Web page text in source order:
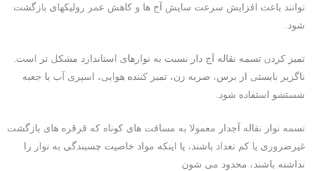
توانند باعث افزایش سرعت سایش آج ها و کاهش عمر رولیکهای بازگشت
شود.
تمیز کردن تسمه نقاله آج دار نسبت به نوارهای استاندارد مشکل تر است.
ناگزیر بایستی از برس، ضربه زن، تمیز کننده هوایی، اسپری آب یا جعبه
شستشو استفاده شود.
تسمه نوار نقاله آجدار معمولا به مسافت های کوتاه که قرقره های بازگشت
غیرضروری یا کم تعداد باشند، یا اینکه مواد خاصیت چسبندگی به نوار را
نداشته باشند، محدود می شون